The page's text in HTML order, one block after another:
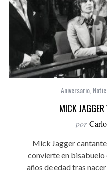
Aniversario
MICK
por
Mick Jagger
convierte en bisabuelo
años de edad tras